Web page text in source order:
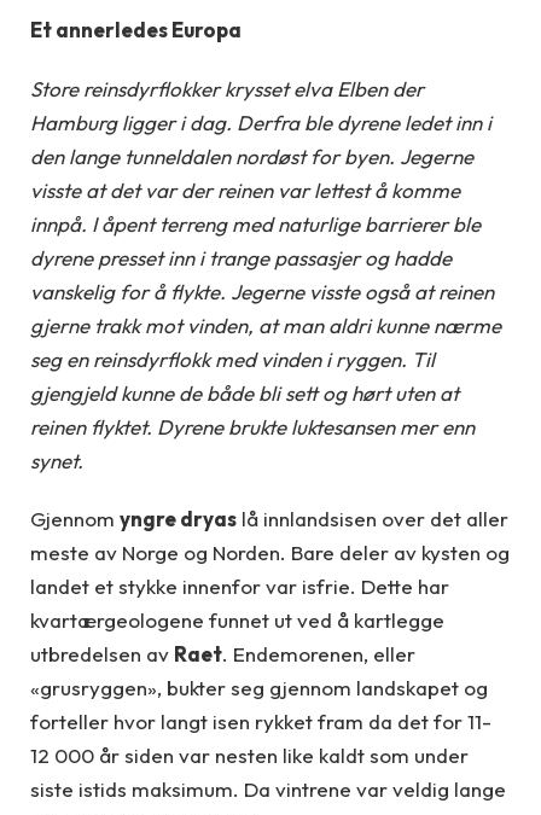
Et annerledes Europa
Store reinsdyrflokker krysset elva Elben der
Hamburg ligger i dag. Derfra ble dyrene ledet inn i
den lange tunneldalen nordøst for byen. Jegerne
visste at det var der reinen var lettest å komme
innpå. I åpent terreng med naturlige barrierer ble
dyrene presset inn i trange passasjer og hadde
vanskelig for å flykte. Jegerne visste også at reinen
gjerne trakk mot vinden, at man aldri kunne nærme
seg en reinsdyrflokk med vinden i ryggen. Til
gjengjeld kunne de både bli sett og hørt uten at
reinen flyktet. Dyrene brukte luktesansen mer enn
synet.
Gjennom yngre dryas lå innlandsisen over det aller
meste av Norge og Norden. Bare deler av kysten og
landet et stykke innenfor var isfrie. Dette har
kvartærgeologene funnet ut ved å kartlegge
utbredelsen av Raet. Endemorenen, eller
«grusryggen», bukter seg gjennom landskapet og
forteller hvor langt isen rykket fram da det for 11-
12 000 år siden var nesten like kaldt som under
siste istids maksimum. Da vintrene var veldig lange